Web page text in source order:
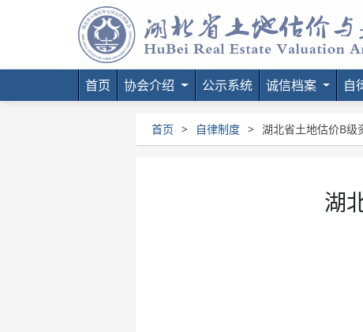
首页 协会介绍 公示系统 诚信档案 自
首页 > 自律制度 > 湖北省土地估价B级
湖